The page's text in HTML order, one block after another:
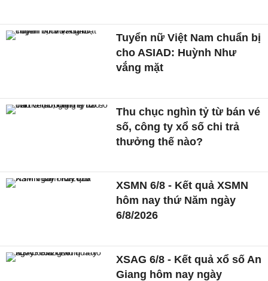
Tuyển nữ Việt Nam chuẩn bị
cho ASIAD: Huỳnh Như
vắng mặt
Thu chục nghìn tỷ từ bán vé
số, công ty xổ số chi trả
thưởng thế nào?
XSMN 6/8 - Kết quả XSMN
hôm nay thứ Năm ngày
6/8/2026
XSAG 6/8 - Kết quả xổ số An
Giang hôm nay ngày